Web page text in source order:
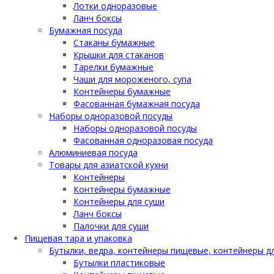
Лотки одноразовые
Ланч боксы
Бумажная посуда
Стаканы бумажные
Крышки для стаканов
Тарелки бумажные
Чаши для мороженого, супа
Контейнеры бумажные
Фасованная бумажная посуда
Наборы одноразовой посуды
Наборы одноразовой посуды
Фасованная одноразовая посуда
Алюминиевая посуда
Товары для азиатской кухни
Контейнеры
Контейнеры бумажные
Контейнеры для суши
Ланч боксы
Палочки для суши
Пищевая тара и упаковка
Бутылки, ведра, контейнеры пищевые, контейнеры
Бутылки пластиковые